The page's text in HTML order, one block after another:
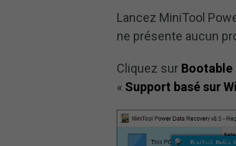
Lancez MiniTool
ne présente aucun
Cliquez sur Bootable
« Support basé sur